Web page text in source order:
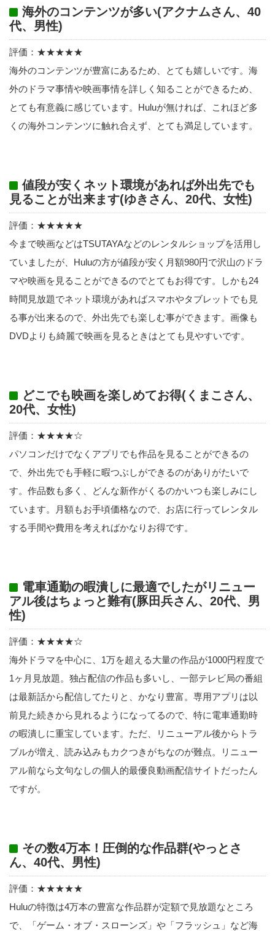
海外のコンテンツが多い(アクナムさん、40
代、男性)
評価：★★★★★
海外のコンテンツが豊富にあるため、とても嬉しいです。海
外のドラマ事情や映画事情を詳しく知ることができるため、
とても有意義に感じています。Huluが無ければ、これほど多
くの海外コンテンツに触れ合えず、とても満足しています。
値段が安くネット環境があれば外出先でも
見ることが出来ます(ゆきさん、20代、女性)
評価：★★★★★
今まで映画などはTSUTAYAなどのレンタルショップを活用し
ていましたが、Huluの方が値段が安く月額980円で沢山のドラ
マや映画を見ることができるのでとてもお得です。しかも24
時間見放題でネット環境があればスマホやタブレットでも見
る事が出来るので、外出先でも楽しむ事ができます。画像も
DVDよりも綺麗で映画を見るときはとても見やすいです。
どこでも映画を楽しめてお得(くまこさん、
20代、女性)
評価：★★★★☆
パソコンだけでなくアプリでも作品を見ることができるの
で、外出先でも手軽に暇つぶしができるのがありがたいで
す。作品数も多く、どんな新作がくるのかいつも楽しみにし
ています。月額もお手頃価格なので、お店に行ってレンタル
する手間や費用を考えればかなりお得です。
電車通勤の暇潰しに最適でしたがリニュー
アル後はちょっと難有(豚田兵さん、20代、男
性)
評価：★★★★☆
海外ドラマを中心に、1万を超える大量の作品が1000円程度で
1ヶ月見放題。独占配信の作品も多いし、一部テレビ局の番組
は最新話から配信してたりと、かなり豊富。専用アプリは以
前見た続きから見れるようになってるので、特に電車通勤時
の暇潰しに重宝しています。ただ、リニューアル後からトラ
ブルが増え、読み込みもカクつきがちなのが難点。リニュー
アル前なら文句なしの個人的最優良動画配信サイトだったん
ですが。
その数4万本！圧倒的な作品群(やっとさ
ん、40代、男性)
評価：★★★★★
Huluの特徴は4万本の豊富な作品群が定額で見放題なところ
で、「ゲーム・オブ・スローンズ」や「フラッシュ」など海